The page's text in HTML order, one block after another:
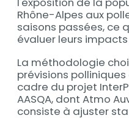
Rhône-Alpes aux
saisons passées, ce
évaluer leurs
La méthodologie
prévisions
cadre du projet
AASQA, dont Atmo
consiste à ajuster